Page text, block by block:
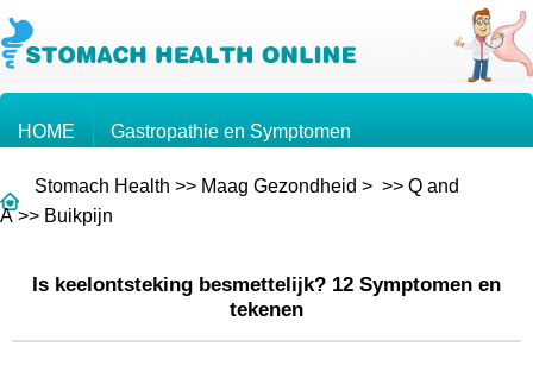
HOME Gastropathie en Symptomen
Kennis over de Maag
Vragen en Antwoorden
Stomach Health >> Maag Gezondheid > >> Q and
A>> Buikpijn
Is keelontsteking besmettelijk? 12 Symptomen en
tekenen